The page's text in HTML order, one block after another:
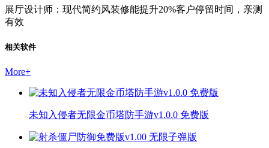
展厅设计师：现代简约风装修能提升20%客户停留时间，亲测
有效
相关软件
More+
未知入侵者无限金币塔防手游v1.0.0 免费版